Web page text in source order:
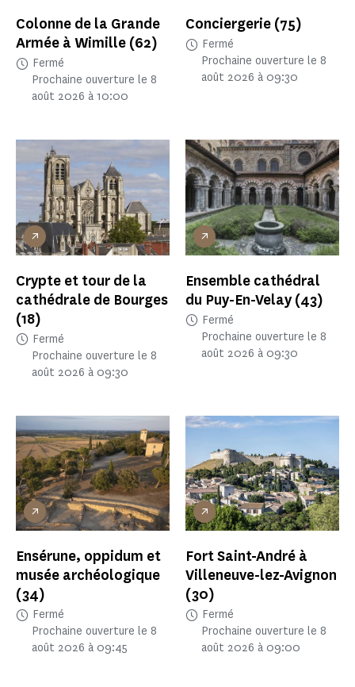
Colonne de la Grande
Armée à Wimille (62)
Fermé
Prochaine ouverture le 8
août 2026 à 10:00
Conciergerie (75)
Fermé
Prochaine ouverture le 8
août 2026 à 09:30
Crypte et tour de la
cathédrale de Bourges
(18)
Fermé
Prochaine ouverture le 8
août 2026 à 09:30
Ensemble cathédral
du Puy-En-Velay(43)
Fermé
Prochaine ouverture le 8
août 2026 à 09:30
Ensérune, oppidum et
musée archéologique
(34)
Fermé
Prochaine ouverture le 8
août 2026 à 09:45
Fort Saint-André à
Villeneuve-lez-Avignon
(30)
Fermé
Prochaine ouverture le 8
août 2026 à 09:00